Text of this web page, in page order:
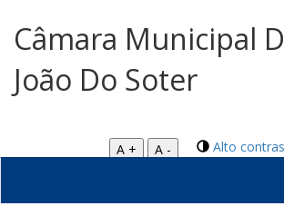
Câmara Municipal
João Do Soter
Alto
A +
A -